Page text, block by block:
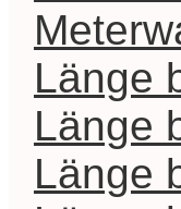
Länge
Länge
Länge